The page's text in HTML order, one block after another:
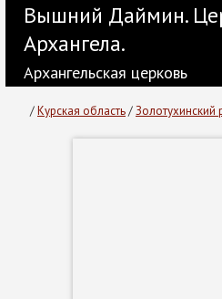
Вышний Даймин.
Архангела.
Архангельская церковь
/Курская область/Золотухинский